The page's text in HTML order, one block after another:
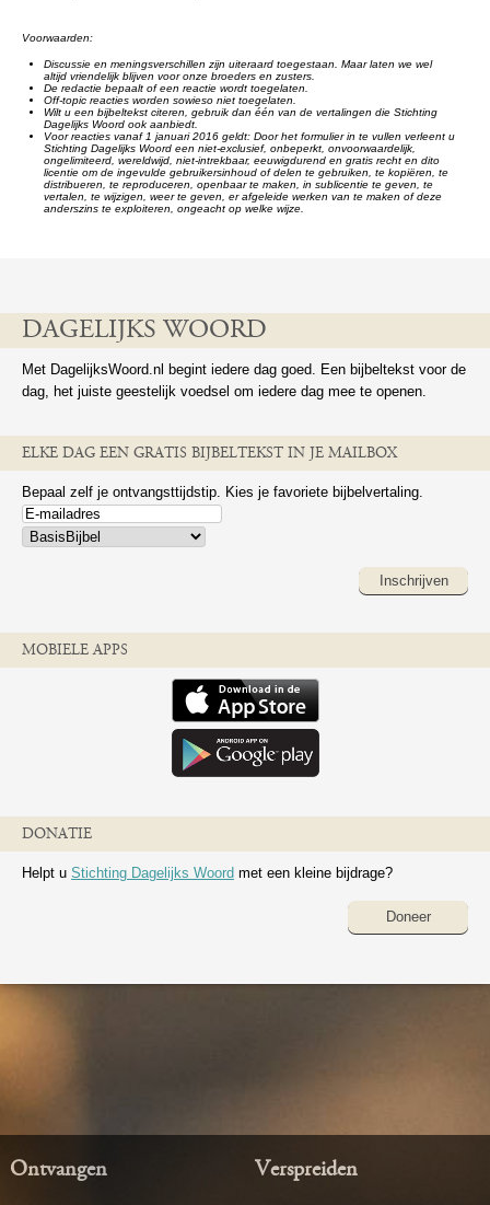
Voorwaarden:
Discussie en meningsverschillen zijn uiteraard toegestaan. Maar laten we wel
altijd vriendelijk blijven voor onze broeders en zusters.
De redactie bepaalt of een reactie wordt toegelaten.
Off-topic reacties worden sowieso niet toegelaten.
Wilt u een bijbeltekst citeren, gebruik dan één van de vertalingen die Stichting
Dagelijks Woord ook aanbiedt.
Voor reacties vanaf 1 januari 2016 geldt: Door het formulier in te vullen verleent u
Stichting Dagelijks Woord een niet-exclusief, onbeperkt, onvoorwaardelijk,
ongelimiteerd, wereldwijd, niet-intrekbaar, eeuwigdurend en gratis recht en dito
licentie om de ingevulde gebruikersinhoud of delen te gebruiken, te kopiëren, te
distribueren, te reproduceren, openbaar te maken, in sublicentie te geven, te
vertalen, te wijzigen, weer te geven, er afgeleide werken van te maken of deze
anderszins te exploiteren, ongeacht op welke wijze.
DAGELIJKS WOORD
Met DagelijksWoord.nl begint iedere dag goed. Een bijbeltekst voor de
dag, het juiste geestelijk voedsel om iedere dag mee te openen.
ELKE DAG EEN GRATIS BIJBELTEKST IN JE MAILBOX
Bepaal zelf je ontvangsttijdstip. Kies je favoriete bijbelvertaling.
Inschrijven
MOBIELE APPS
DONATIE
Helpt u Stichting Dagelijks Woord met een kleine bijdrage?
Doneer
Ontvangen Verspreiden